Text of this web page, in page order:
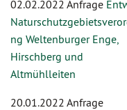
02.02.2022 Anfrage
ng Weltenburger Enge,
Hirschberg und
Altmühlleiten
20.01.2022 Anfrage